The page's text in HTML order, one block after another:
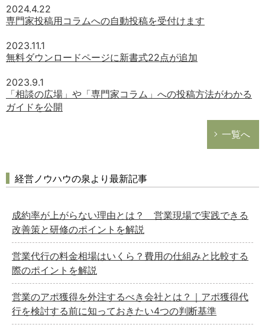
2024.4.22
専門家投稿用コラムへの自動投稿を受付けます
2023.11.1
無料ダウンロードページに新書式22点が追加
2023.9.1
「相談の広場」や「専門家コラム」への投稿方法がわかる
ガイドを公開
一覧へ
経営ノウハウの泉より最新記事
成約率が上がらない理由とは？ 営業現場で実践できる
改善策と研修のポイントを解説
営業代行の料金相場はいくら？費用の仕組みと比較する
際のポイントを解説
営業のアポ獲得を外注するべき会社とは？｜アポ獲得代
行を検討する前に知っておきたい4つの判断基準